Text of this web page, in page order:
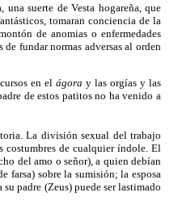
suerte de Vesta hogareña, que
tomaran conciencia de la
de anomias o enfermedades
fundar normas adversas al orden
en el ágora y las orgías y las
de estos patitos no ha venido a
La división sexual del trabajo
costumbres de cualquier índole. El
del amo o señor), a quien debían
farsa) sobre la sumisión; la esposa
padre (Zeus) puede ser lastimado